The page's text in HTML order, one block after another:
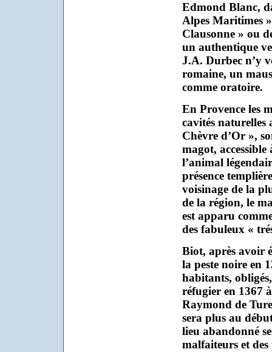
Edmond Blanc,
Alpes Maritimes
Clausonne » ou
un authentique
J.A. Durbec n’y
romaine, un
comme oratoire.
En Provence les
cavités naturelles
Chèvre d’Or »,
magot,
l’animal
présence
voisinage de la
de la région, le
est apparu
des fabuleux «
Biot, après avoir
la peste noire en
habitants,
réfugier en 1367
Raymond de
sera plus au
lieu abandonné
malfaiteurs et des